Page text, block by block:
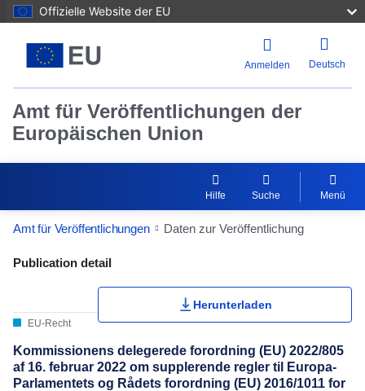
Offizielle Website der EU
Anmelden Deutsch
Amt für Veröffentlichungen der
Europäischen Union
Hilfe Suche Menü
Amt für Veröffentlichungen Daten zur Veröffentlichung
Publication Detail Actions Portlet
Publication detail
EU-Recht
Herunterladen
Kommissionens delegerede forordning (EU) 2022/805
af 16. februar 2022 om supplerende regler til Europa-
Parlamentets og Rådets forordning (EU) 2016/1011 for